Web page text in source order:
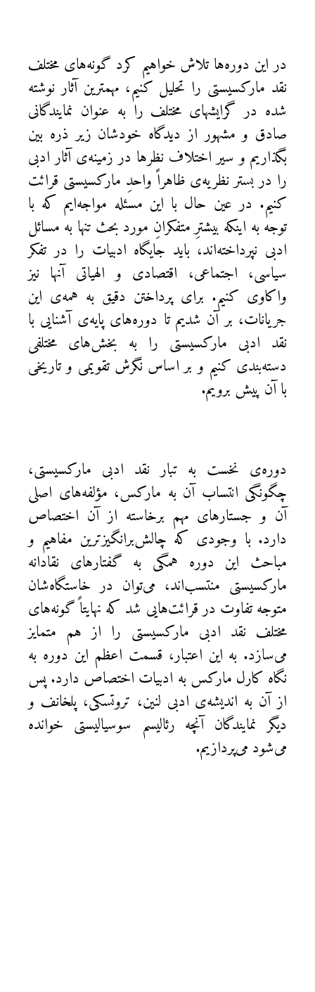
در این دوره‌ها تلاش خواهیم کرد گونه‌های مختلف
نقد مارکسیستی را تحلیل کنیم، مهمترین آثار نوشته
شده در گرایشهای مختلف را به عنوان نمایندگانی
صادق و مشهور از دیدگاه خودشان زیر ذره بین
بگذاریم و سیر اختلاف نظرها در زمینه‌ی آثار ادبی
را در بستر نظریه‌ی ظاهراً واحدِ مارکسیستی قرائت
کنیم. در عین حال با این مسئله مواجه‌ایم که با
توجه به اینکه بیشترِ متفکرانِ مورد بحث تنها به مسائل
ادبی نپرداخته‌اند، باید جایگاه ادبیات را در تفکر
سیاسی، اجتماعی، اقتصادی و الهیاتی آنها نیز
واکاوی کنیم. برای پرداختن دقیق به همه‌ی این
جریانات، بر آن شدیم تا دوره‌های پایه‌ی آشنایی با
نقد ادبی مارکسیستی را به بخش‌های مختلفی
دسته‌بندی کنیم و بر اساس نگرش تقویمی و تاریخی
با آن پیش برویم.
دوره‌ی نخست به تبار نقد ادبی مارکسیستی،
چگونگی انتساب آن به مارکس، مؤلفه‌های اصلی
آن و جستارهای مهم برخاسته از آن اختصاص
دارد. با وجودی که چالش‌برانگیزترین مفاهیم و
مباحث این دوره همگی به گفتارهای نقادانه
مارکسیستی منتسب‌اند، می‌توان در خاستگاه‌شان
متوجه تفاوت در قرائت‌هایی شد که نهایتاً گونه‌های
مختلف نقد ادبی مارکسیستی را از هم متمایز
می‌سازد. به این اعتبار، قسمت اعظم این دوره به
نگاه کارل مارکس به ادبیات اختصاص دارد. پس
از آن به اندیشه‌ی ادبی لنین، تروتسکی، پلخانف و
دیگر نمایندگان آنچه رئالیسم سوسیالیستی خوانده
می‌شود می‌پردازیم.